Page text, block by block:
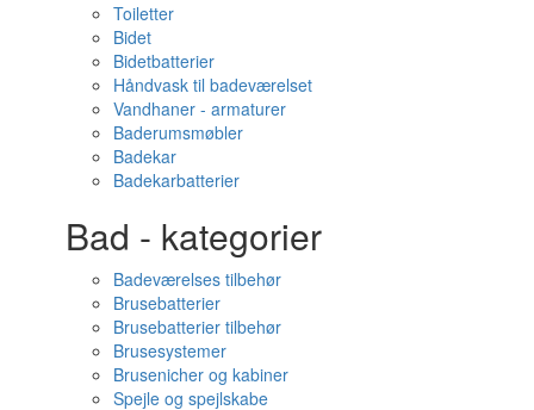
Toiletter
Bidet
Bidetbatterier
Håndvask til badeværelset
Vandhaner - armaturer
Baderumsmøbler
Badekar
Badekarbatterier
Bad - kategorier
Badeværelses tilbehør
Brusebatterier
Brusebatterier tilbehør
Brusesystemer
Brusenicher og kabiner
Spejle og spejlskabe